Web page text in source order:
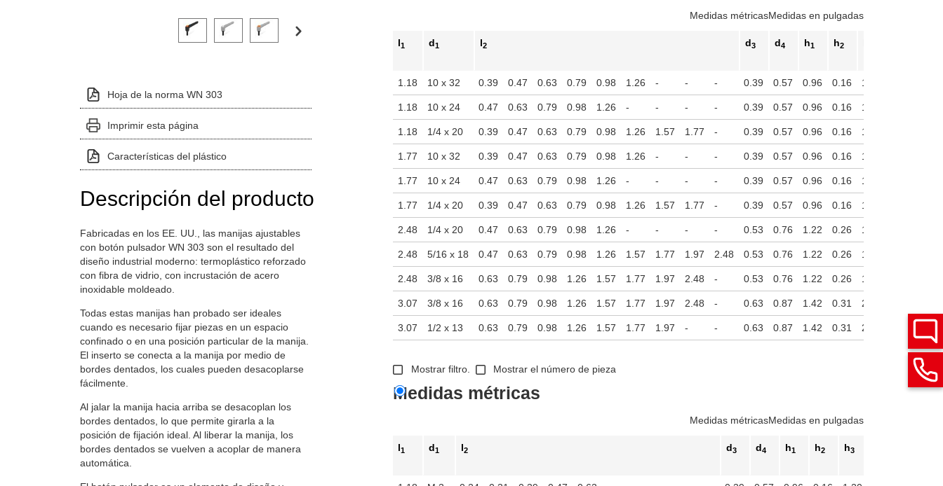
Haga clic en una imagen de variante para verla en el área de visualización principal del producto o use las teclas de tabulación para navegar a través de las variantes del
Hoja de la norma WN 303
Imprimir esta página
Características del plástico
Descripción del producto
Fabricadas en los EE. UU., las manijas ajustables
con botón pulsador WN 303 son el resultado del
diseño industrial moderno: termoplástico reforzado
con fibra de vidrio, con incrustación de acero
inoxidable moldeado.
Todas estas manijas han probado ser ideales
cuando es necesario fijar piezas en un espacio
confinado o en una posición particular de la manija.
El inserto se conecta a la manija por medio de
bordes dentados, los cuales pueden desacoplarse
fácilmente.
Al jalar la manija hacia arriba se desacoplan los
bordes dentados, lo que permite girarla a la
posición de fijación ideal. Al liberar la manija, los
bordes dentados se vuelven a acoplar de manera
automática.
Medidas métricasMedidas en pulgadas
l1 d1 l2 d3 d4 h1 h2
1.18 10 x 32 0.39 0.47 0.63 0.79 0.98 1.26 - - - 0.39 0.57 0.96 0.16 1.20
1.18 10 x 24 0.47 0.63 0.79 0.98 1.26 - - - - 0.39 0.57 0.96 0.16 1.20
1.18 1/4 x 20 0.39 0.47 0.63 0.79 0.98 1.26 1.57 1.77 - 0.39 0.57 0.96 0.16 1.20
1.77 10 x 32 0.39 0.47 0.63 0.79 0.98 1.26 - - - 0.39 0.57 0.96 0.16 1.38
1.77 10 x 24 0.47 0.63 0.79 0.98 1.26 - - - - 0.39 0.57 0.96 0.16 1.38
1.77 1/4 x 20 0.39 0.47 0.63 0.79 0.98 1.26 1.57 1.77 - 0.39 0.57 0.96 0.16 1.38
2.48 1/4 x 20 0.47 0.63 0.79 0.98 1.26 - - - - 0.53 0.76 1.22 0.26 1.77
2.48 5/16 x 18 0.47 0.63 0.79 0.98 1.26 1.57 1.77 1.97 2.48 0.53 0.76 1.22 0.26 1.77
2.48 3/8 x 16 0.63 0.79 0.98 1.26 1.57 1.77 1.97 2.48 - 0.53 0.76 1.22 0.26 1.77
3.07 3/8 x 16 0.63 0.79 0.98 1.26 1.57 1.77 1.97 2.48 - 0.63 0.87 1.42 0.31 2.17
3.07 1/2 x 13 0.63 0.79 0.98 1.26 1.57 1.77 1.97 - - 0.63 0.87 1.42 0.31 2.17
Mostrar filtro. Mostrar el número de pieza
Medidas métricas
Medidas métricasMedidas en pulgadas
l1 d1 l2 d3 d4 h1 h2 h3